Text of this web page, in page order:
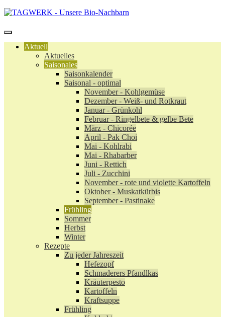
Aktuell
Aktuelles
Saisonales
Saisonkalender
Saisonal - optimal
November - Kohlgemüse
Dezember - Weiß- und Rotkraut
Januar - Grünkohl
Februar - Ringelbete & gelbe Bete
März - Chicorée
April - Pak Choi
Mai - Kohlrabi
Mai - Rhabarber
Juni - Rettich
Juli - Zucchini
November - rote und violette Kartoffeln
Oktober - Muskatkürbis
September - Pastinake
Frühling
Sommer
Herbst
Winter
Rezepte
Zu jeder Jahreszeit
Hefezopf
Schmaderers Pfandlkas
Kräuterpesto
Kartoffeln
Kraftsuppe
Frühling